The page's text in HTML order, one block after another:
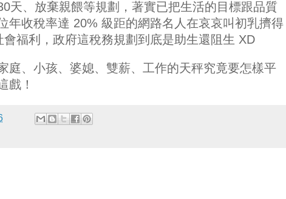
天、放棄親餵等規劃，著實已把生活的目標跟品質
年收稅率達 20% 級距的網路名人在哀哀叫初乳擠得
福利，政府這稅務規劃到底是助生還阻生 XD
庭、小孩、婆媳、雙薪、工作的天秤究竟要怎樣平
戲！